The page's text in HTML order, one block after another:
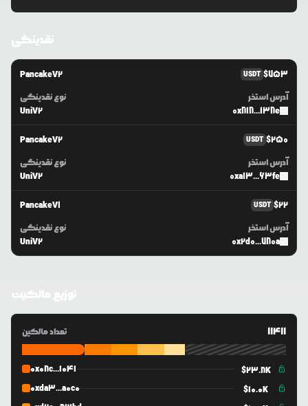
نقدینگی
PancakeV2 USDT $753
نوع نقدینگی
UniV2
آدرس استخر
0x818...138e
PancakeV2 USDT $250
نوع نقدینگی
UniV2
آدرس استخر
0xa13...63fe
PancakeV1 USDT $22
نوع نقدینگی
UniV2
آدرس استخر
0x2d0...780a
تعداد مالکین 11411
0x08c...1041 $23.8K
0xda3...a0c0
$10.0K